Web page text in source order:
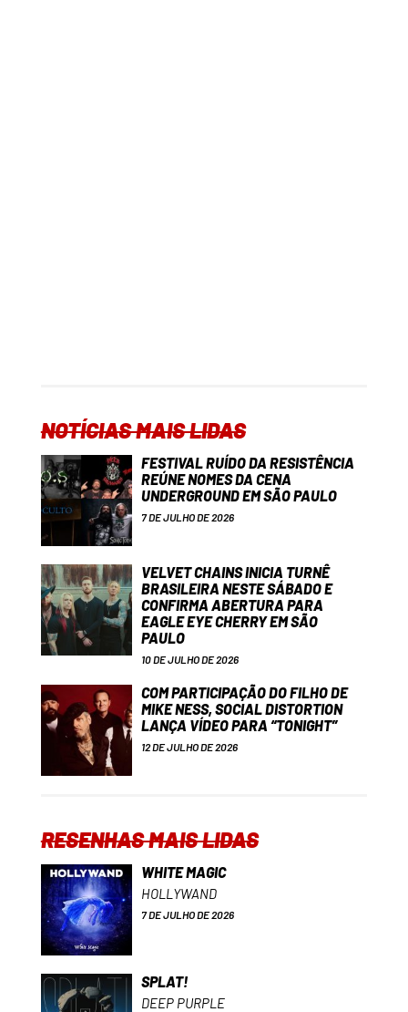
NOTÍCIAS MAIS LIDAS
FESTIVAL RUÍDO DA RESISTÊNCIA
REÚNE NOMES DA CENA
UNDERGROUND EM SÃO PAULO
7 DE JULHO DE 2026
VELVET CHAINS INICIA TURNÊ
BRASILEIRA NESTE SÁBADO E
CONFIRMA ABERTURA PARA
EAGLE EYE CHERRY EM SÃO
PAULO
10 DE JULHO DE 2026
COM PARTICIPAÇÃO DO FILHO DE
MIKE NESS, SOCIAL DISTORTION
LANÇA VÍDEO PARA “TONIGHT”
12 DE JULHO DE 2026
RESENHAS MAIS LIDAS
WHITE MAGIC
HOLLYWAND
7 DE JULHO DE 2026
SPLAT!
DEEP PURPLE